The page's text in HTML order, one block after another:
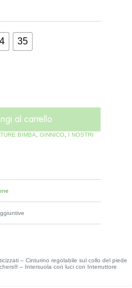
35
al carrello
BIMBA GINNICO
I NOSTRI
– Cinturino regolabile sul collo del piede
– Intersuola con luci con Interruttore